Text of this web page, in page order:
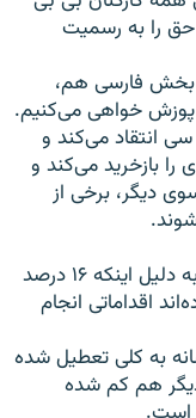
حق را به رسميت
بخش فارسی هم،
پوزش خواهی می‌کنيم.
سی انتقاد می‌کند و
را بازخريد می‌کند و
ديگر، برخی از
بی بی سی بخش جهانی معتقد است که به دليل اينکه ۱۶ درصد
اقداماتی انجام
به کلی تعطيل شده
هم کم شده